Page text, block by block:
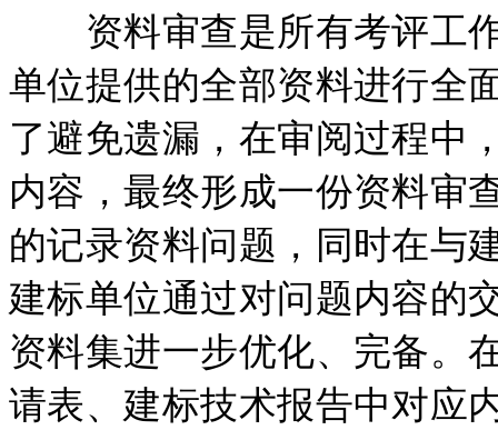
资料审查是所有考评工作
单位提供的全部资料进行全
了避免遗漏，在审阅过程中
内容，最终形成一份资料审
的记录资料问题，同时在与
建标单位通过对问题内容的
资料集进一步优化、完备。
请表、建标技术报告中对应